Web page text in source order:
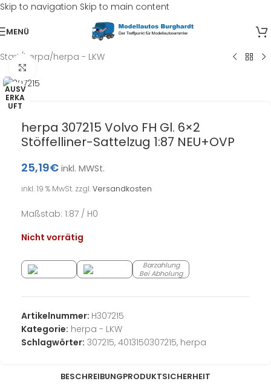
Skip to navigation Skip to main content
MENÜ
Start /herpa/herpa - LKW
AUSV
ERKA
UFT
herpa 307215 Volvo FH Gl. 6×2
Stöffelliner-Sattelzug 1:87 NEU+OVP
25,19€ inkl. MWSt.
inkl. 19 % MwSt. zzgl.Versandkosten
Maßstab: 1:87 / H0
Nicht vorrätig
Barzahlung
Bei Abholung
Artikelnummer: H307215
Kategorie: herpa - LKW
Schlagwörter: 307215, 4013150307215, herpa
BESCHREIBUNGPRODUKTSICHERHEIT